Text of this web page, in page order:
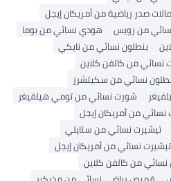
من أمريكان إيجل
هودي نسائي من بوما
نسائي من نايكي
كلاين
من سكيتشرز
نسائي من تومي هيلفيغر
إيجل
من ستايلي
من أمريكان إيجل
كلاين